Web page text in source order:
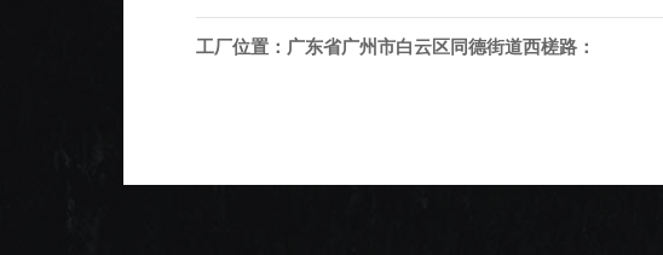
工厂位置：广东省广州市白云区同德街道西槎路：